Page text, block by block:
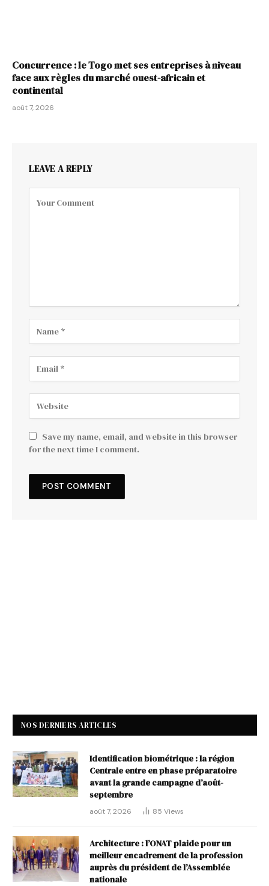
Concurrence : le Togo met ses entreprises à niveau
face aux règles du marché ouest-africain et
continental
août 7, 2026
LEAVE A REPLY
Save my name, email, and website in this browser
for the next time I comment.
NOS DERNIERS ARTICLES
Identification biométrique : la région
Centrale entre en phase préparatoire
avant la grande campagne d’août-
septembre
août 7, 2026 85 Views
Architecture : l’ONAT plaide pour un
meilleur encadrement de la profession
auprès du président de l’Assemblée
nationale